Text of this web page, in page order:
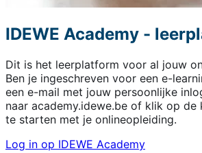
IDEWE Academy -
Dit is het leerplatform voor al jouw
Ben je ingeschreven voor een e-
een e-mail met jouw persoonlijke
naar academy.idewe.be of klik op de
te starten met je onlineopleiding.
Log in op IDEWE Academy